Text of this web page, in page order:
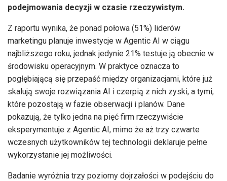
podejmowania decyzji w czasie rzeczywistym.
Z raportu wynika, że ponad połowa (51%) liderów
marketingu planuje inwestycje w Agentic AI w ciągu
najbliższego roku, jednak jedynie 21% testuje ją obecnie w
środowisku operacyjnym. W praktyce oznacza to
pogłębiającą się przepaść między organizacjami, które już
skalują swoje rozwiązania AI i czerpią z nich zyski, a tymi,
które pozostają w fazie obserwacji i planów. Dane
pokazują, że tylko jedna na pięć firm rzeczywiście
eksperymentuje z Agentic AI, mimo że aż trzy czwarte
wczesnych użytkowników tej technologii deklaruje pełne
wykorzystanie jej możliwości.
Badanie wyróżnia trzy poziomy dojrzałości w podejściu do